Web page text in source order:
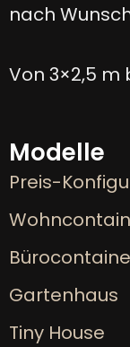
nach
Von 3×2,5 m
Modelle
Preis-
Gartenhaus
Tiny House